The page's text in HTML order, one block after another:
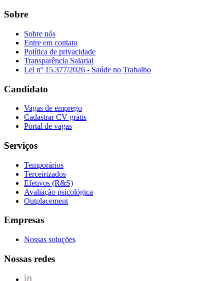
Sobre
Sobre nós
Entre em contato
Política de privacidade
Transparência Salarial
Lei nº 15.377/2026 - Saúde no Trabalho
Candidato
Vagas de emprego
Cadastrar CV grátis
Portal de vagas
Serviços
Temporários
Terceirizados
Efetivos (R&S)
Avaliação psicológica
Outplacement
Empresas
Nossas soluções
Nossas redes